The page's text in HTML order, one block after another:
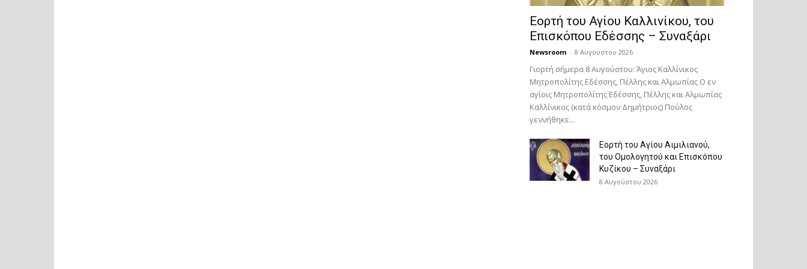
Εορτή του Αγίου Καλλινίκου, του
Επισκόπου Εδέσσης – Συναξάρι
Newsroom - 8 Αυγούστου 2026
Γιορτή σήμερα 8 Αυγούστου: Άγιος Καλλίνικος
Μητροπολίτης Εδέσσης, Πέλλης και Αλμωπίας Ο εν
αγίοις Μητροπολίτης Εδέσσης, Πέλλης και Αλμωπίας
Καλλίνικος (κατά κόσμον Δημήτριος) Πούλος
γεννήθηκε...
Εορτή του Αγίου Αιμιλιανού,
του Ομολογητού και Επισκόπου
Κυζίκου – Συναξάρι
8 Αυγούστου 2026